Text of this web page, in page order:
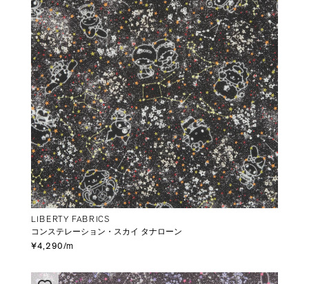
LIBERTY FABRICS
コンステレーション・スカイ タナローン
¥4,290/m